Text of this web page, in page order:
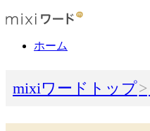
ホーム
mixiワードトップ